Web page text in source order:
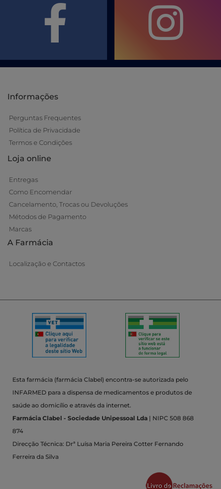
Informações
Perguntas Frequentes
Política de Privacidade
Termos e Condições
Loja online
Entregas
Como Encomendar
Cancelamento, Trocas ou Devoluções
Métodos de Pagamento
Marcas
A Farmácia
Localização e Contactos
Esta farmácia (farmácia Clabel) encontra-se autorizada pelo
INFARMED para a dispensa de medicamentos e produtos de
saúde ao domicílio e através da internet.
Farmácia Clabel - Sociedade Unipessoal Lda | NIPC 508 868
874
Direcção Técnica: Drª Luísa Maria Pereira Cotter Fernando
Ferreira da Silva